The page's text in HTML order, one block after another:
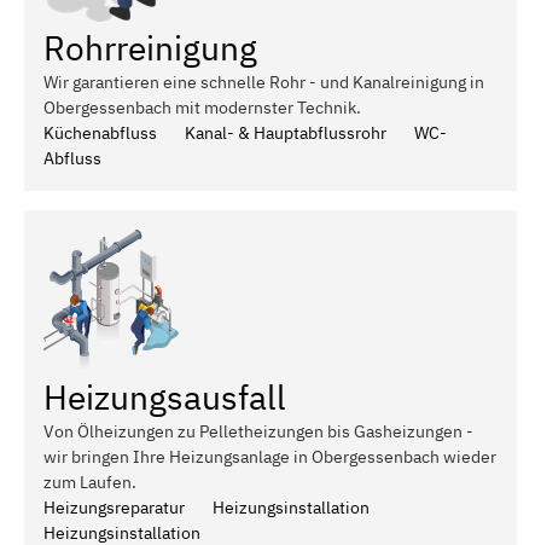
Rohrreinigung
Wir garantieren eine schnelle Rohr - und Kanalreinigung in
Obergessenbach mit modernster Technik.
Küchenabfluss
Kanal- & Hauptabflussrohr
WC-
Abfluss
Heizungsausfall
Von Ölheizungen zu Pelletheizungen bis Gasheizungen -
wir bringen Ihre Heizungsanlage in Obergessenbach wieder
zum Laufen.
Heizungsreparatur
Heizungsinstallation
Heizungsinstallation